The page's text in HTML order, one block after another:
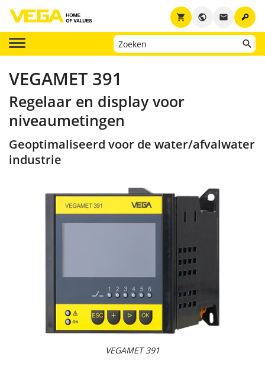
key
email
public
shopping_cart
VEGAMET 391
Regelaar en display voor
niveaumetingen
Geoptimaliseerd voor de water/afvalwater
industrie
VEGAMET 391